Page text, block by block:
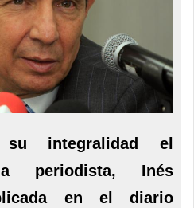
integralidad el
periodista, Inés
en el diario